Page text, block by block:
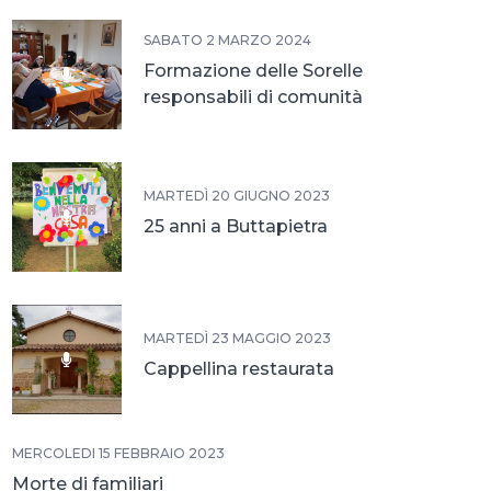
SABATO 2 MARZO 2024
Formazione delle Sorelle
responsabili di comunità
MARTEDÌ 20 GIUGNO 2023
25 anni a Buttapietra
MARTEDÌ 23 MAGGIO 2023
Cappellina restaurata
MERCOLEDÌ 15 FEBBRAIO 2023
Morte di familiari